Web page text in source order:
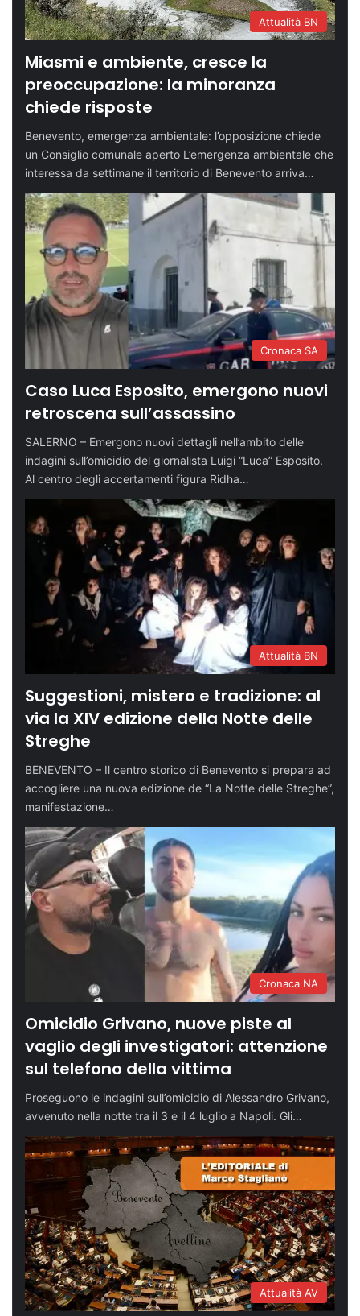
Attualità BN
Miasmi e ambiente, cresce la
preoccupazione: la minoranza
chiede risposte
Benevento, emergenza ambientale: l’opposizione chiede
un Consiglio comunale aperto L’emergenza ambientale che
interessa da settimane il territorio di Benevento arriva…
Cronaca SA
Caso Luca Esposito, emergono nuovi
retroscena sull’assassino
SALERNO – Emergono nuovi dettagli nell’ambito delle
indagini sull’omicidio del giornalista Luigi “Luca” Esposito.
Al centro degli accertamenti figura Ridha…
Attualità BN
Suggestioni, mistero e tradizione: al
via la XIV edizione della Notte delle
Streghe
BENEVENTO – Il centro storico di Benevento si prepara ad
accogliere una nuova edizione de “La Notte delle Streghe”,
manifestazione…
Cronaca NA
Omicidio Grivano, nuove piste al
vaglio degli investigatori: attenzione
sul telefono della vittima
Proseguono le indagini sull’omicidio di Alessandro Grivano,
avvenuto nella notte tra il 3 e il 4 luglio a Napoli. Gli…
Attualità AV